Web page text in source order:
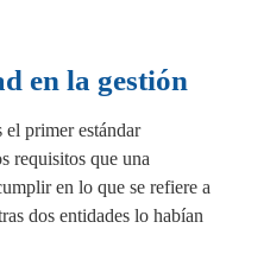
en la gestión
el primer estándar
requisitos que una
en lo que se refiere a
dos entidades lo habían